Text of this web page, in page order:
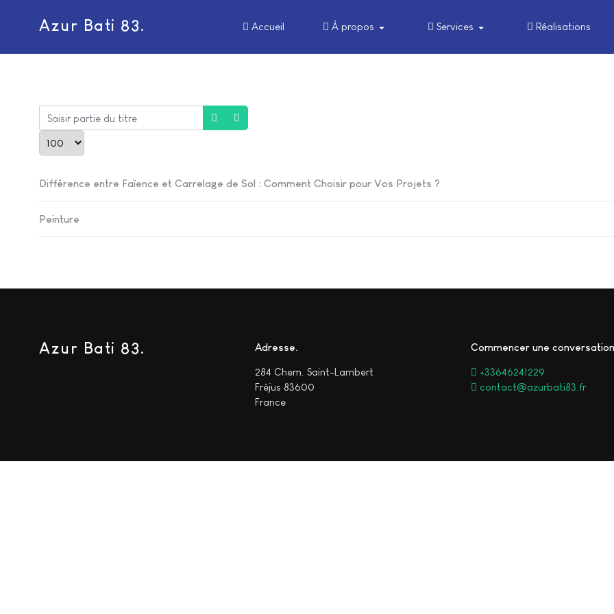
Azur Bati 83. Accueil À propos Services Réalisations
partie du titre
Afficher #
Différence entre Faïence et Carrelage de Sol : Comment Choisir pour Vos Projets ?
Peinture
Azur Bati 83. Adresse
284 Chem. Saint-Lambert
Fréjus 83600
France
Commencer une conversation
+33646241229
contact@azurbati83.fr